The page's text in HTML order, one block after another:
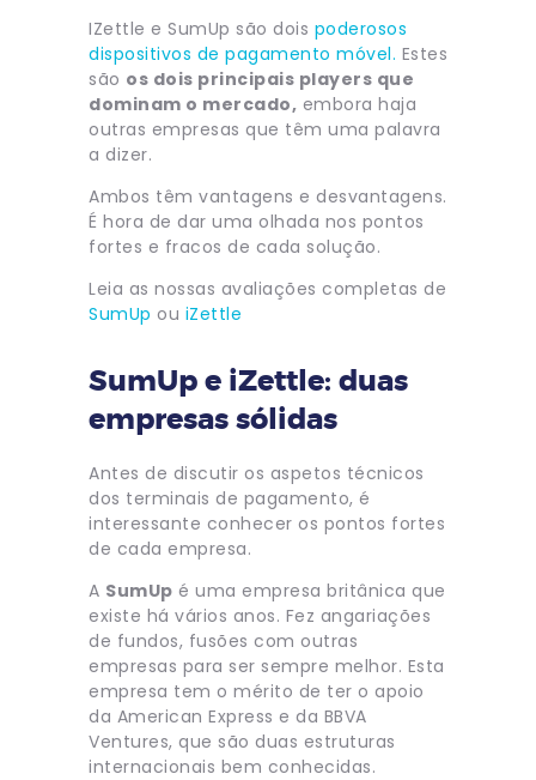
IZettle e SumUp são dois poderosos
dispositivos de pagamento móvel. Estes
são os dois principais players que
dominam o mercado, embora haja
outras empresas que têm uma palavra
a dizer.
Ambos têm vantagens e desvantagens.
É hora de dar uma olhada nos pontos
fortes e fracos de cada solução.
Leia as nossas avaliações completas de
SumUp ou iZettle
SumUp e iZettle: duas
empresas sólidas
Antes de discutir os aspetos técnicos
dos terminais de pagamento, é
interessante conhecer os pontos fortes
de cada empresa.
A SumUp é uma empresa britânica que
existe há vários anos. Fez angariações
de fundos, fusões com outras
empresas para ser sempre melhor. Esta
empresa tem o mérito de ter o apoio
da American Express e da BBVA
Ventures, que são duas estruturas
internacionais bem conhecidas.